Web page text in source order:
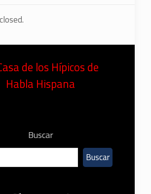
de los Hípicos de
Habla Hispana
Buscar
Buscar